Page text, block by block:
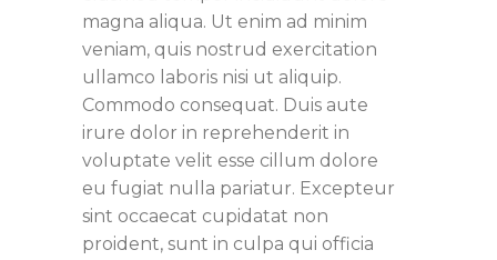
magna aliqua. Ut enim ad minim
veniam, quis nostrud exercitation
ullamco laboris nisi ut aliquip.
Commodo consequat. Duis aute
irure dolor in reprehenderit in
voluptate velit esse cillum dolore
eu fugiat nulla pariatur. Excepteur
sint occaecat cupidatat non
proident, sunt in culpa qui officia